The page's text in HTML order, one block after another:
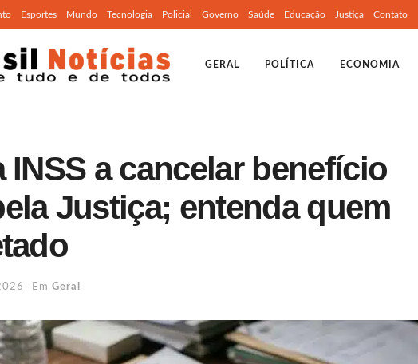
Esportes Mundo Tecnologia Policial Governo Saúde Educação Justiça Contato
GERAL POLÍTICA ECONOMIA
INSS a cancelar benefício
Justiça; entenda quem
Em Geral